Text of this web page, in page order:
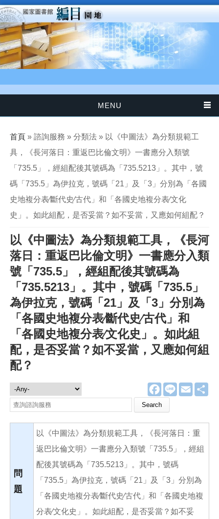
移至主內容
MENU
您在這裡
首頁 » 諮詢服務 » 分類法 » 以《中圖法》為分類規範工
具，《長河落日：重返巴比倫文明》一書應分入類號
「735.5」，經組配後其號碼為「735.5213」。其中，號
碼「735.5」為伊拉克，號碼「21」及「3」分別為「各國
史地複分表∕斷代史∕古代」和「各國史地複分表∕文化
史」。如此組配，是否妥當？如不妥當，又應如何組配？
以《中圖法》為分類規範工具，《長河
落日：重返巴比倫文明》一書應分入類
號「735.5」，經組配後其號碼為
「735.5213」。其中，號碼「735.5」
為伊拉克，號碼「21」及「3」分別為
「各國史地複分表∕斷代史∕古代」和
「各國史地複分表∕文化史」。如此組
配，是否妥當？如不妥當，又應如何組
配？
F
a
e
o
o
L
E
m
諮詢服務
Search this site
問
題
以《中圖法》為分類規範工具，《長河落日：重
返巴比倫文明》一書應分入類號「735.5」，經組
配後其號碼為「735.5213」。其中，號碼
「735.5」為伊拉克，號碼「21」及「3」分別為
「各國史地複分表∕斷代史∕古代」和「各國史地複
分表∕文化史」。如此組配，是否妥當？如不妥